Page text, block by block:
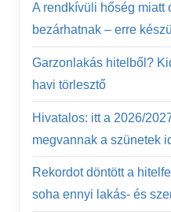
A rendkívüli hőség miatt
bezárhatnak – erre
Garzonlakás hitelből?
havi törlesztő
Hivatalos: itt a 2026/
megvannak a szünetek
Rekordot döntött a
soha ennyi lakás- és